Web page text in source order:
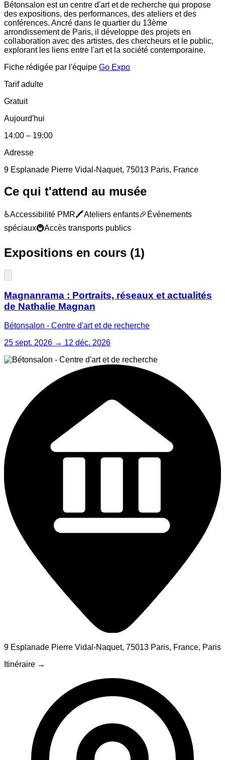
Bétonsalon est un centre d'art et de recherche qui propose
des expositions, des performances, des ateliers et des
conférences. Ancré dans le quartier du 13ème
arrondissement de Paris, il développe des projets en
collaboration avec des artistes, des chercheurs et le public,
explorant les liens entre l'art et la société contemporaine.
Fiche rédigée par l'équipe Go Expo
Tarif adulte
Gratuit
Aujourd'hui
14:00 – 19:00
Adresse
9 Esplanade Pierre Vidal-Naquet, 75013 Paris, France
Ce qui t'attend au musée
♿Accessibilité PMR🖍️Ateliers enfants🎉 Événements
spéciaux🚇Accès transports publics
Expositions en cours (1)
Magnanrama : Portraits, réseaux et actualités
de Nathalie Magnan
Bétonsalon - Centre d'art et de recherche
25 sept. 2026 → 12 déc. 2026
9 Esplanade Pierre Vidal-Naquet, 75013 Paris, France, Paris
Itinéraire →